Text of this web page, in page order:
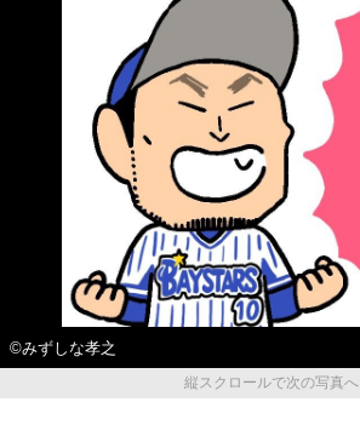
©みずしな孝之
縦スクロールで次の写真へ